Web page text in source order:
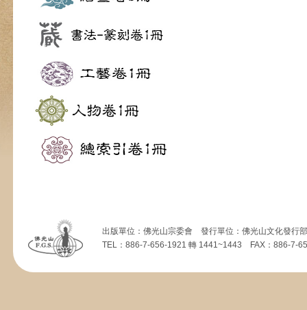
出版單位：佛光山宗委會 發行單位：佛光山文化發行
TEL：886-7-656-1921 轉 1441~1443 FAX：886-7-